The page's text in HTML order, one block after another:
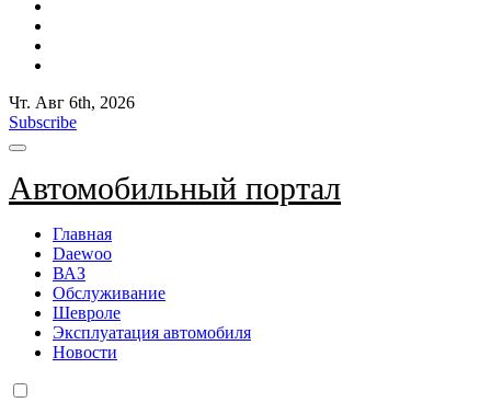
Чт. Авг 6th, 2026
Subscribe
Автомобильный портал
Главная
Daewoo
ВАЗ
Обслуживание
Шевроле
Эксплуатация автомобиля
Новости